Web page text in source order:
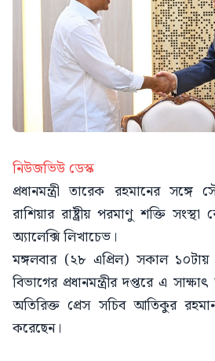
নিউজভিউ ডেস্ক
প্রধানমন্ত্রী তারেক রহমানের সঙ্গে
রাশিয়ার রাষ্ট্রীয় পরমাণু শক্তি
অ্যালেক্সি লিখাচেভ।
মঙ্গলবার (২৮ এপ্রিল) সকাল ১০টায়
বিভাগের প্রধানমন্ত্রীর দপ্তরে এ সাক্ষাৎ
অতিরিক্ত প্রেস সচিব আতিকুর
করেছেন।